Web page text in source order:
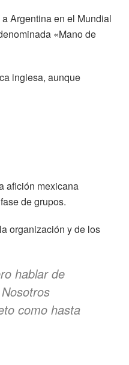
Argentina en el Mundial
«Mano de
inglesa, aunque
afición mexicana
de grupos.
organización y de los
hablar de
como hasta